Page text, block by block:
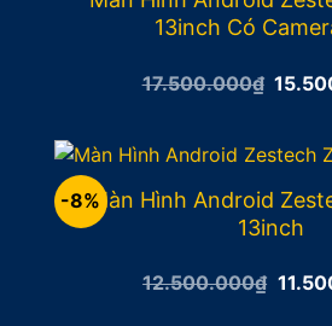
13inch Có
17.500.000₫ Giá
-8%Màn Hình Android
13inch
12.500.000₫ Giá